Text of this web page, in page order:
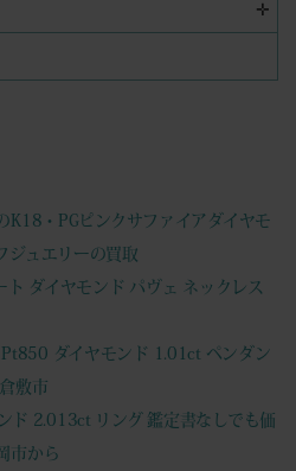
✛
K18・PGピンクサファイアダイヤモ
ジュエリーの買取
ト ダイヤモンド パヴェ ネックレス
ダイヤモンド 1.01ct ペンダン
敷市
ド 2.013ct リング 鑑定書なしでも価
市から